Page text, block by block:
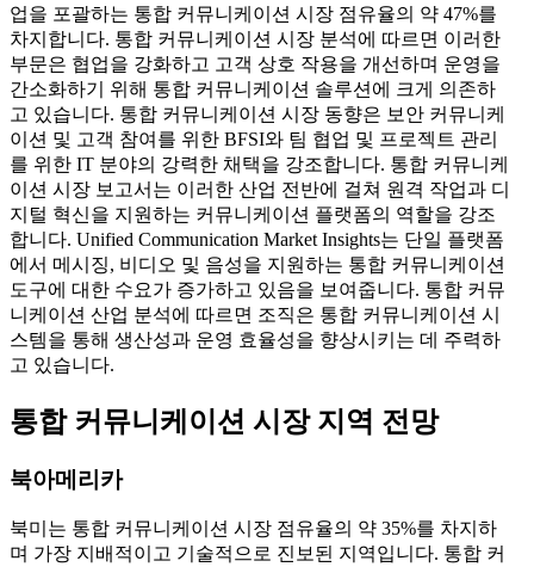
업을 포괄하는 통합 커뮤니케이션 시장 점유율의 약 47%를
차지합니다. 통합 커뮤니케이션 시장 분석에 따르면 이러한
부문은 협업을 강화하고 고객 상호 작용을 개선하며 운영을
간소화하기 위해 통합 커뮤니케이션 솔루션에 크게 의존하
고 있습니다. 통합 커뮤니케이션 시장 동향은 보안 커뮤니케
이션 및 고객 참여를 위한 BFSI와 팀 협업 및 프로젝트 관리
를 위한 IT 분야의 강력한 채택을 강조합니다. 통합 커뮤니케
이션 시장 보고서는 이러한 산업 전반에 걸쳐 원격 작업과 디
지털 혁신을 지원하는 커뮤니케이션 플랫폼의 역할을 강조
합니다. Unified Communication Market Insights는 단일 플랫폼
에서 메시징, 비디오 및 음성을 지원하는 통합 커뮤니케이션
도구에 대한 수요가 증가하고 있음을 보여줍니다. 통합 커뮤
니케이션 산업 분석에 따르면 조직은 통합 커뮤니케이션 시
스템을 통해 생산성과 운영 효율성을 향상시키는 데 주력하
고 있습니다.
통합 커뮤니케이션 시장 지역 전망
북아메리카
북미는 통합 커뮤니케이션 시장 점유율의 약 35%를 차지하
며 가장 지배적이고 기술적으로 진보된 지역입니다. 통합 커